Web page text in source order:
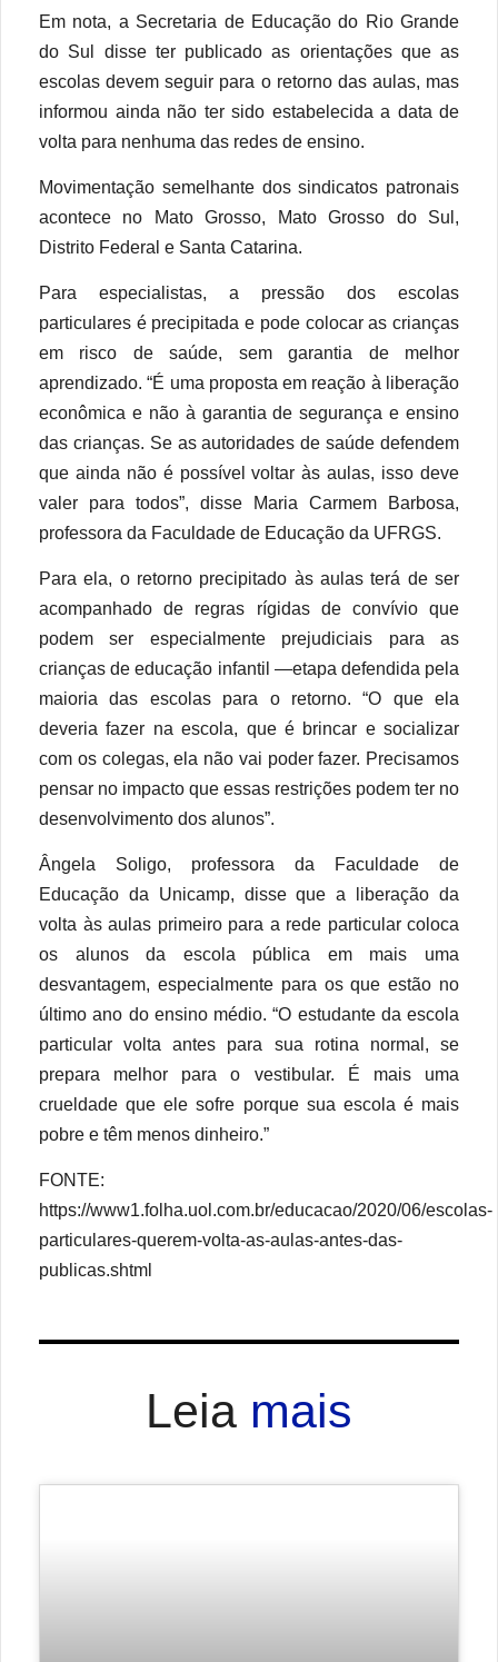
Em nota, a Secretaria de Educação do Rio Grande
do Sul disse ter publicado as orientações que as
escolas devem seguir para o retorno das aulas, mas
informou ainda não ter sido estabelecida a data de
volta para nenhuma das redes de ensino.
Movimentação semelhante dos sindicatos patronais
acontece no Mato Grosso, Mato Grosso do Sul,
Distrito Federal e Santa Catarina.
Para especialistas, a pressão dos escolas
particulares é precipitada e pode colocar as crianças
em risco de saúde, sem garantia de melhor
aprendizado. “É uma proposta em reação à liberação
econômica e não à garantia de segurança e ensino
das crianças. Se as autoridades de saúde defendem
que ainda não é possível voltar às aulas, isso deve
valer para todos”, disse Maria Carmem Barbosa,
professora da Faculdade de Educação da UFRGS.
Para ela, o retorno precipitado às aulas terá de ser
acompanhado de regras rígidas de convívio que
podem ser especialmente prejudiciais para as
crianças de educação infantil —etapa defendida pela
maioria das escolas para o retorno. “O que ela
deveria fazer na escola, que é brincar e socializar
com os colegas, ela não vai poder fazer. Precisamos
pensar no impacto que essas restrições podem ter no
desenvolvimento dos alunos”.
Ângela Soligo, professora da Faculdade de
Educação da Unicamp, disse que a liberação da
volta às aulas primeiro para a rede particular coloca
os alunos da escola pública em mais uma
desvantagem, especialmente para os que estão no
último ano do ensino médio. “O estudante da escola
particular volta antes para sua rotina normal, se
prepara melhor para o vestibular. É mais uma
crueldade que ele sofre porque sua escola é mais
pobre e têm menos dinheiro.”
FONTE:
https://www1.folha.uol.com.br/educacao/2020/06/escolas-
particulares-querem-volta-as-aulas-antes-das-
publicas.shtml
Leia mais